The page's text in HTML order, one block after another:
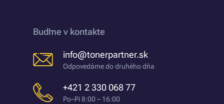
Buďme v kontakte
info@tonerpartner.sk
Odpovedáme do druhého dňa
+421 2 330 068 77
Po–Pi 8:00 – 16:00